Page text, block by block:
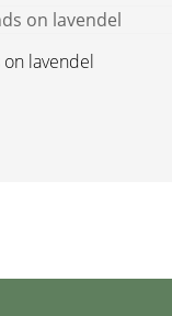
on lavendel